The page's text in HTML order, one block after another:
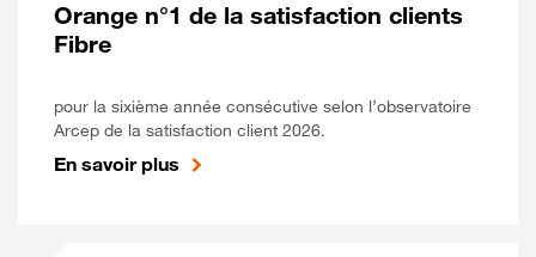
Orange n°1 de la satisfaction clients
Fibre
pour la sixième année consécutive selon l’observatoire
Arcep de la satisfaction client 2026.
En savoir plus